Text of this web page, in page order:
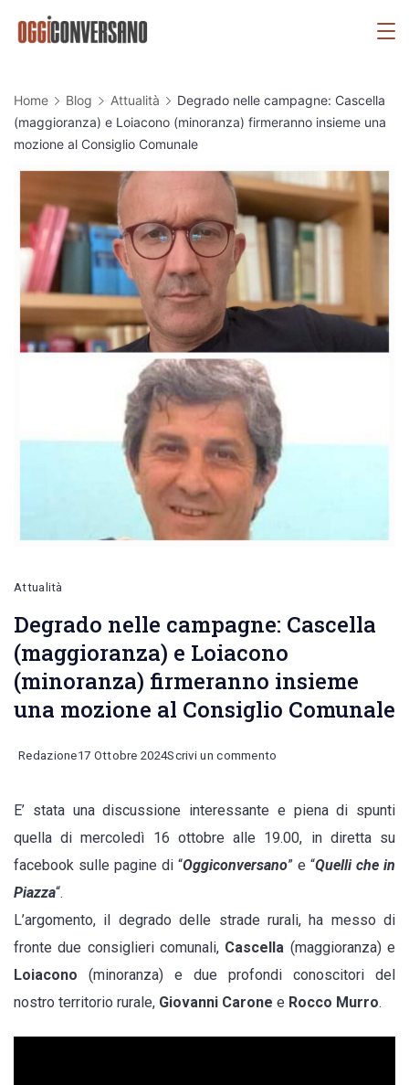
Home Blog Attualità
Degrado nelle campagne: Cascella
(maggioranza) e Loiacono (minoranza) firmeranno insieme una
mozione al Consiglio Comunale
Attualità
Degrado nelle campagne: Cascella
(maggioranza) e Loiacono
(minoranza) firmeranno insieme
una mozione al Consiglio Comunale
Redazione17 Ottobre 2024Scrivi un commento
nelle
campagne:
Cascella
e
Loiacono
(minoranza)
firmeranno
E’ stata una discussione interessante e piena di spunti
quella di mercoledì 16 ottobre alle 19.00, in diretta su
facebook sulle pagine di “Oggiconversano” e “Quelli che in
Piazza“.
L’argomento, il degrado delle strade rurali, ha messo di
fronte due consiglieri comunali, Cascella (maggioranza) e
Loiacono (minoranza) e due profondi conoscitori del
nostro territorio rurale, Giovanni Carone e Rocco Murro.